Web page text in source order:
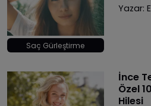
Saç Gürleştirme
Yazar:
İnce
Özel
Hilesi